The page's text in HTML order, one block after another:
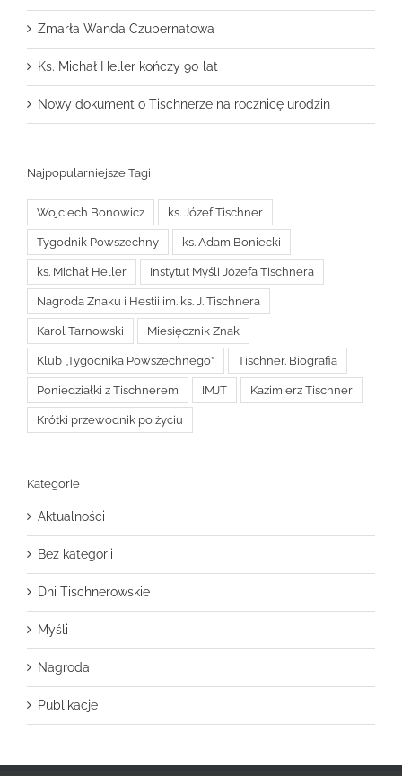
Zmarła Wanda Czubernatowa
Ks. Michał Heller kończy 90 lat
Nowy dokument o Tischnerze na rocznicę urodzin
Najpopularniejsze Tagi
Wojciech Bonowicz ks. Józef Tischner
Tygodnik Powszechny ks. Adam Boniecki
ks. Michał Heller Instytut Myśli Józefa Tischnera
Nagroda Znaku i Hestii im. ks. J. Tischnera
Karol Tarnowski Miesięcznik Znak
Klub „Tygodnika Powszechnego” Tischner. Biografia
Poniedziałki z Tischnerem IMJT Kazimierz Tischner
Krótki przewodnik po życiu
Kategorie
Aktualności
Bez kategorii
Dni Tischnerowskie
Myśli
Nagroda
Publikacje